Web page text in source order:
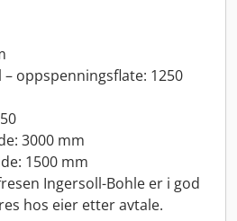
oppspenningsflate: 1250
3000 mm
1500 mm
Ingersoll-Bohle er i god
hos eier etter avtale.